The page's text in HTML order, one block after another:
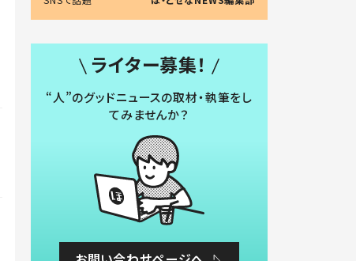
ライター募集！
“人”のグッドニュースの取材・執筆をし
てみませんか？